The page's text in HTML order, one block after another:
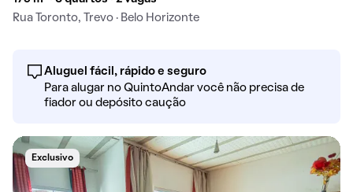
Rua Toronto, Trevo · Belo Horizonte
Aluguel fácil, rápido e seguro
Para alugar no QuintoAndar você não precisa de
fiador ou depósito caução
Exclusivo